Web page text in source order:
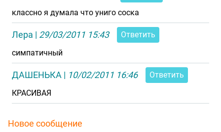
классно я думала что униго соска
Лера | 29/03/2011 15:43
Ответить
симпатичный
ДАШЕНЬКА | 10/02/2011 16:46
Ответить
КРАСИВАЯ
Новое сообщение